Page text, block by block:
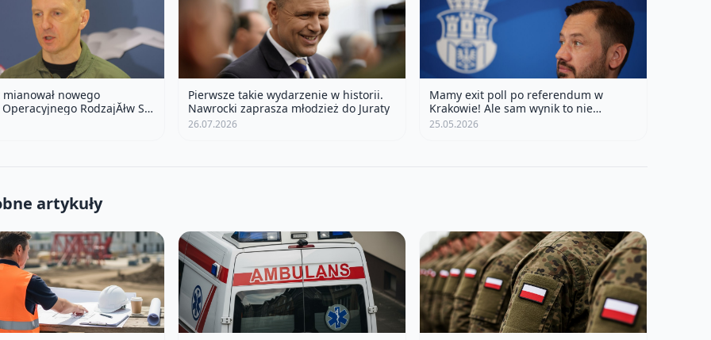
nowego
Operacyjnego RodzajĂłw Sił
Pierwsze takie wydarzenie w historii.
Nawrocki zaprasza młodzież do Juraty
26.07.2026
Mamy exit poll po referendum w
Krakowie! Ale sam wynik to nie
wszystko
25.05.2026
artykuły